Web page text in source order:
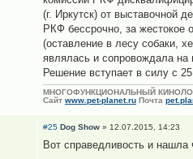
(г. Иркутск) от выставочной
РКФ бессрочно, за жестокое
(оставление в лесу собаки,
являлась и сопровождала на
Решение вступает в силу с
МНОГОФУНКЦИОНАЛЬНЫЙ
Сайт www.pet-planet.ru Почта
#25 Dog Show » 12.07.2015, 14:23
Вот справедливость и нашла